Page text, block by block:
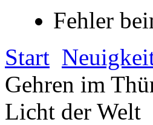
Fehler
Start
Gehren im
Licht der Welt